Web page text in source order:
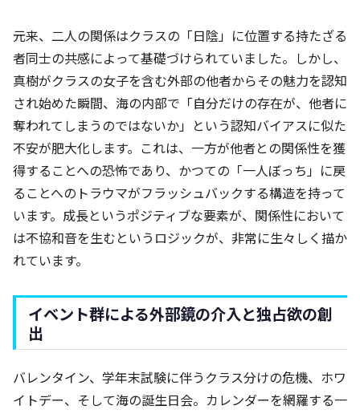
元来、二人の関係はクラスの「日陰」に位置する持たざる
者同士の共感によって基礎づけられていました。しかし、
真樹がクラスの女子を含む外部の他者からその魅力を認知
され始めた瞬間、海の内部で「自分だけの存在が、他者に
奪われてしまうのではないか」という認知バイアスに似た
不安が肥大化します。これは、一方が他者との関係性を獲
得することへの恐怖であり、かつての「一人ぼっち」に戻
ることへのトラウマがフラッシュバックする構造を持って
います。成長というポジティブな要素が、関係性において
は不協和音を生むというロジックが、非常に生々しく描か
れています。
イベント群による外部鏡の介入と独占欲の創
出
バレンタイン、学年末試験に伴うクラス分けの危機、ホワ
イトデー、そして海の誕生日会。カレンダーを網羅する一